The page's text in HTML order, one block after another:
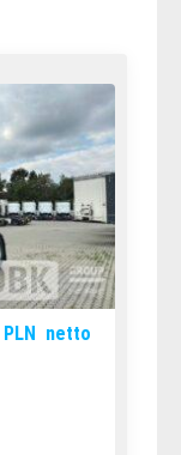
PLN netto